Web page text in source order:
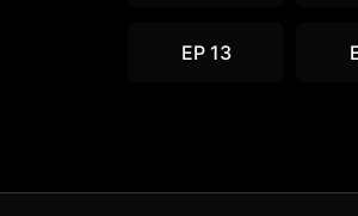
EP 13